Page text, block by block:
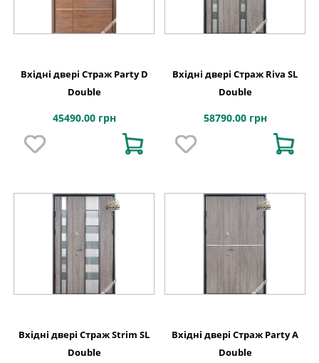
Вхідні двері Страж Party D
Double
45490.00 грн
Вхідні двері Страж Riva SL
Double
58790.00 грн
Вхідні двері Страж Strim SL
Double
Вхідні двері Страж Party A
Double